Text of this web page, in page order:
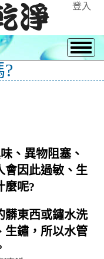
登入
、異物阻塞、
會因此過敏、生
麼呢?
髒東西或鏽水洗
生鏽，所以水管